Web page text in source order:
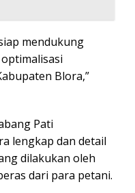
mendukung
Blora,”
Pati
lengkap dan detail
dilakukan oleh
dari para petani.